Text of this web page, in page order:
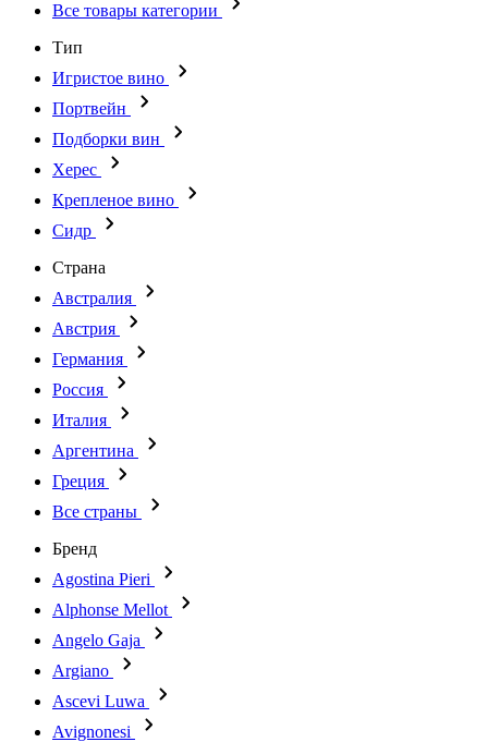
Все товары категории
Тип
Игристое вино
Портвейн
Подборки вин
Херес
Крепленое вино
Сидр
Страна
Австралия
Австрия
Германия
Россия
Италия
Аргентина
Греция
Все страны
Бренд
Agostina Pieri
Alphonse Mellot
Angelo Gaja
Argiano
Ascevi Luwa
Avignonesi